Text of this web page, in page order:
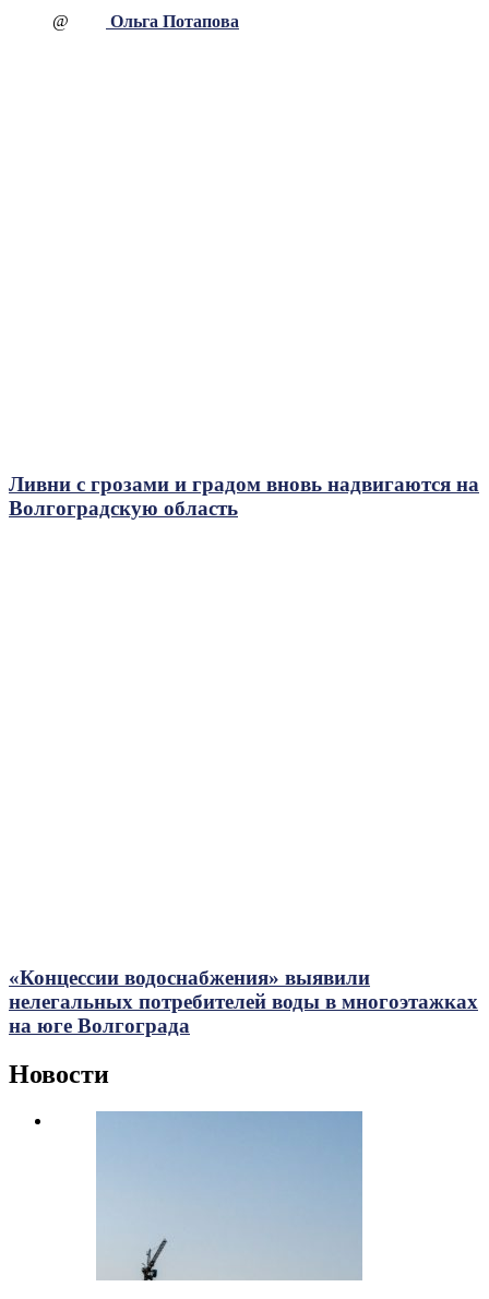
@ Ольга Потапова
Ливни с грозами и градом вновь надвигаются на
Волгоградскую область
«Концессии водоснабжения» выявили
нелегальных потребителей воды в многоэтажках
на юге Волгограда
Новости